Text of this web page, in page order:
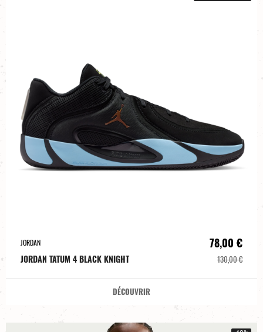
JORDAN
JORDAN TATUM 4 BLACK KNIGHT
78,00 €
130,00 €
DÉCOUVRIR